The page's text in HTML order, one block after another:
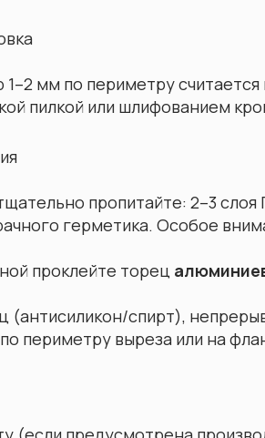
мм по периметру
пилкой или шлифованием
пропитайте: 2–3 слоя
герметика. Особое
проклейте торец
спирт),
по периметру выреза или на